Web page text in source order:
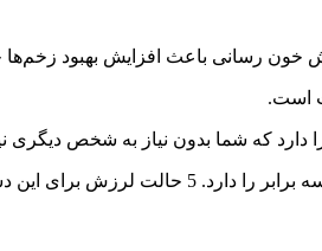
خون رسانی باعث افزایش بهبود
دارد که شما بدون نیاز به شخص دیگری
شده و سنگین بودن و خوش دستی دستگاه از مزایای